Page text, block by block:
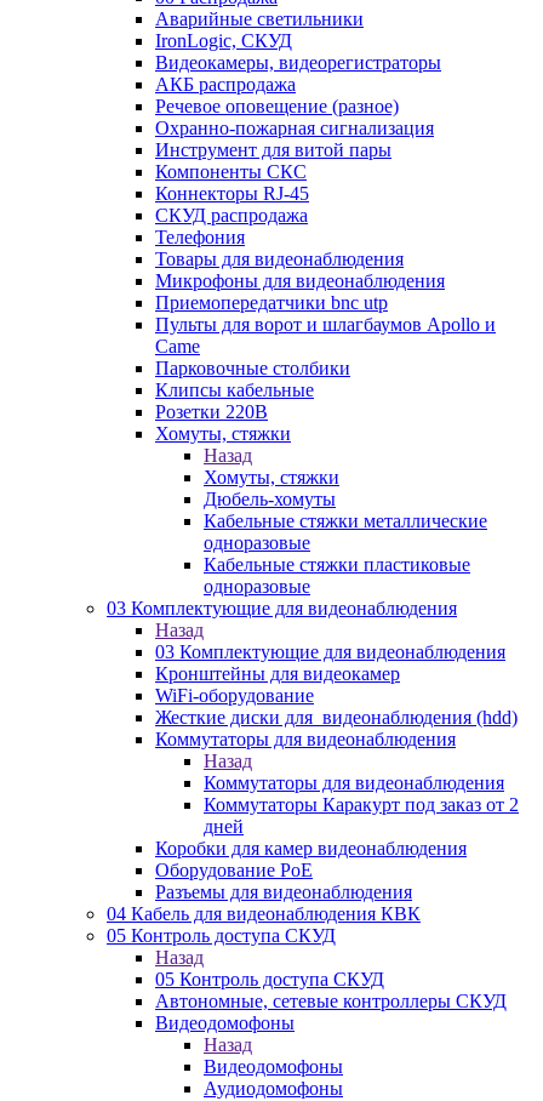
Аварийные светильники
IronLogic, СКУД
Видеокамеры, видеорегистраторы
АКБ распродажа
Речевое оповещение (разное)
Охранно-пожарная сигнализация
Инструмент для витой пары
Компоненты СКС
Коннекторы RJ-45
СКУД распродажа
Телефония
Товары для видеонаблюдения
Микрофоны для видеонаблюдения
Приемопередатчики bnc utp
Пульты для ворот и шлагбаумов Apollo и
Came
Парковочные столбики
Клипсы кабельные
Розетки 220В
Хомуты, стяжки
Назад
Хомуты, стяжки
Дюбель-хомуты
Кабельные стяжки металлические
одноразовые
Кабельные стяжки пластиковые
одноразовые
03 Комплектующие для видеонаблюдения
Назад
03 Комплектующие для видеонаблюдения
Кронштейны для видеокамер
WiFi-оборудование
Жесткие диски для_видеонаблюдения (hdd)
Коммутаторы для видеонаблюдения
Назад
Коммутаторы для видеонаблюдения
Коммутаторы Каракурт под заказ от 2
дней
Коробки для камер видеонаблюдения
Оборудование PoE
Разъемы для видеонаблюдения
04 Кабель для видеонаблюдения КВК
05 Контроль доступа СКУД
Назад
05 Контроль доступа СКУД
Автономные, сетевые контроллеры СКУД
Видеодомофоны
Назад
Видеодомофоны
Аудиодомофоны